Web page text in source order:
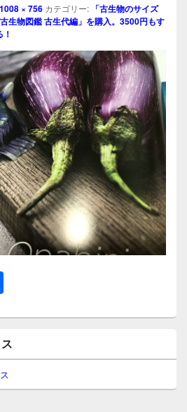
ビ
ゲ
シ
ョ
ン
1008 × 756 カテゴリー: 「古生物のサイズ
生物図鑑 古生代編」を購入。3500円もす